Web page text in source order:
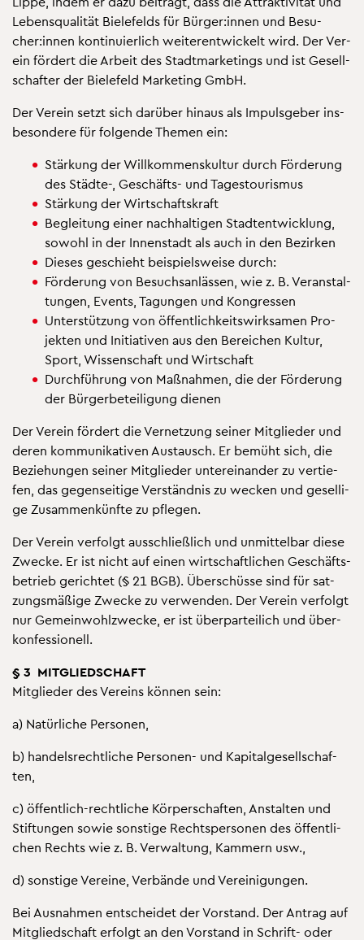
Le­bens­qua­li­tät Bie­le­felds für Bür­ger:innen und Be­su­
cher:innen kon­ti­nu­ier­lich wei­ter­ent­wi­ckelt wird. Der Ver­
ein för­dert die Ar­beit des Stadt­mar­ke­tings und ist Ge­sell­
schaf­ter der Bie­le­feld Mar­ke­ting GmbH.
Der Ver­ein setzt sich dar­über hin­aus als Im­puls­ge­ber ins­
be­son­de­re für fol­gen­de The­men ein:
Stär­kung der Will­kom­mens­kul­tur durch För­de­rung
des Städ­te-, Ge­schäfts- und Ta­ges­tou­ris­mus
Stär­kung der Wirt­schafts­kraft
Be­glei­tung einer nach­hal­ti­gen Stadt­ent­wick­lung,
so­wohl in der In­nen­stadt als auch in den Be­zir­ken
Die­ses ge­schieht bei­spiels­wei­se durch:
För­de­rung von Be­suchs­an­läs­sen, wie z. B. Ver­an­stal­
tun­gen, Events, Ta­gun­gen und Kon­gres­sen
Un­ter­stüt­zung von öf­fent­lich­keits­wirk­sa­men Pro­
jek­ten und In­itia­ti­ven aus den Be­rei­chen Kul­tur,
Sport, Wis­sen­schaft und Wirt­schaft
Durch­füh­rung von Maß­nah­men, die der För­de­rung
der Bür­ger­be­tei­li­gung die­nen
Der Ver­ein för­dert die Ver­net­zung sei­ner Mit­glie­der und
deren kom­mu­ni­ka­ti­ven Aus­tausch. Er be­müht sich, die
Be­zie­hun­gen sei­ner Mit­glie­der un­ter­ein­an­der zu ver­tie­
fen, das ge­gen­sei­ti­ge Ver­ständ­nis zu we­cken und ge­sel­li­
ge Zu­sam­men­künf­te zu pfle­gen.
Der Ver­ein ver­folgt aus­schlie­ß­lich und un­mit­tel­bar diese
Zwe­cke. Er ist nicht auf einen wirt­schaft­li­chen Ge­schäfts­
be­trieb ge­rich­tet (§ 21 BGB). Über­schüs­se sind für sat­
zungs­mä­ßi­ge Zwe­cke zu ver­wen­den. Der Ver­ein ver­folgt
nur Ge­mein­wohl­zwe­cke, er ist über­par­tei­lich und über­
kon­fes­sio­nell.
§ 3 MIT­GLIED­SCHAFT
Mit­glie­der des Ver­eins kön­nen sein:
a) Na­tür­li­che Per­so­nen,
b) han­dels­recht­li­che Per­so­nen- und Ka­pi­tal­ge­sell­schaf­
ten,
c) öf­fent­lich-recht­li­che Kör­per­schaf­ten, An­stal­ten und
Stif­tun­gen sowie sons­ti­ge Rechts­per­so­nen des öf­fent­li­
chen Rechts wie z. B. Ver­wal­tung, Kam­mern usw.,
d) sons­ti­ge Ver­ei­ne, Ver­bän­de und Ver­ei­ni­gun­gen.
Bei Aus­nah­men ent­schei­det der Vor­stand. Der An­trag auf
Mit­glied­schaft er­folgt an den Vor­stand in Schrift- oder